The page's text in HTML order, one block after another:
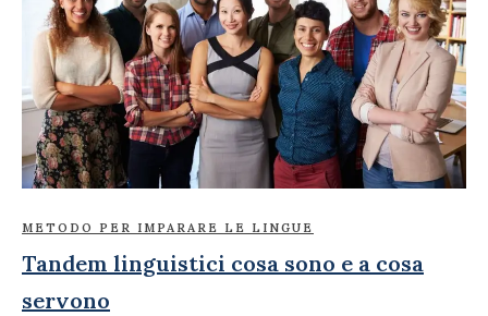
METODO PER IMPARARE LE LINGUE
Tandem linguistici cosa sono e a cosa
servono